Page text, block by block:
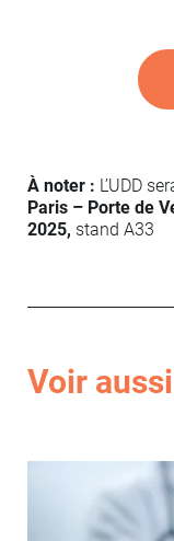
À noter : L’UDD
Paris – Porte de
2025, stand A33
Voir aussi